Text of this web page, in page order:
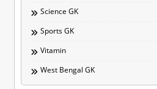
Science GK
Sports GK
Vitamin
West Bengal GK